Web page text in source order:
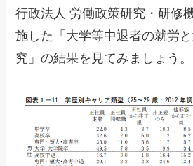
行政法人 労働政策研究・研修
施した「大学等中退者の就労
究」の結果を見てみましょう。